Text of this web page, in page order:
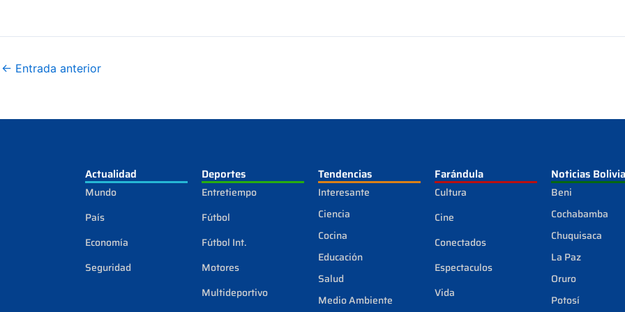
← Entrada anterior
Actualidad
Mundo
País
Economía
Seguridad
Deportes
Entretiempo
Fútbol
Fútbol Int.
Motores
Multideportivo
Tendencias
Interesante
Ciencia
Cocina
Educación
Salud
Medio Ambiente
Farándula
Cultura
Cine
Conectados
Espectaculos
Vida
Noticias Bolivia
Beni
Cochabamba
Chuquisaca
La Paz
Oruro
Potosí